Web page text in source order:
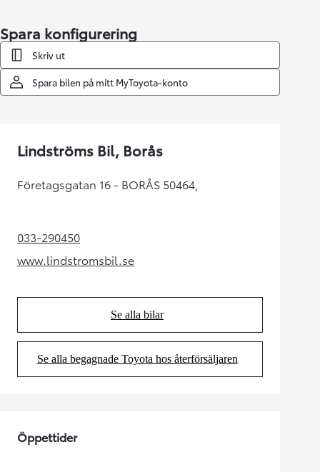
Spara konfigurering
Skriv ut
Spara bilen på mitt MyToyota-konto
Lindströms Bil, Borås
Företagsgatan 16 - BORÅS 50464,
033-290450(Opens in new tab)
www.lindstromsbil.se
(Opens in new tab)
Se alla bilar
(Opens in new tab)
Se alla begagnade Toyota hos återförsäljaren
(Opens in new tab)
Öppettider